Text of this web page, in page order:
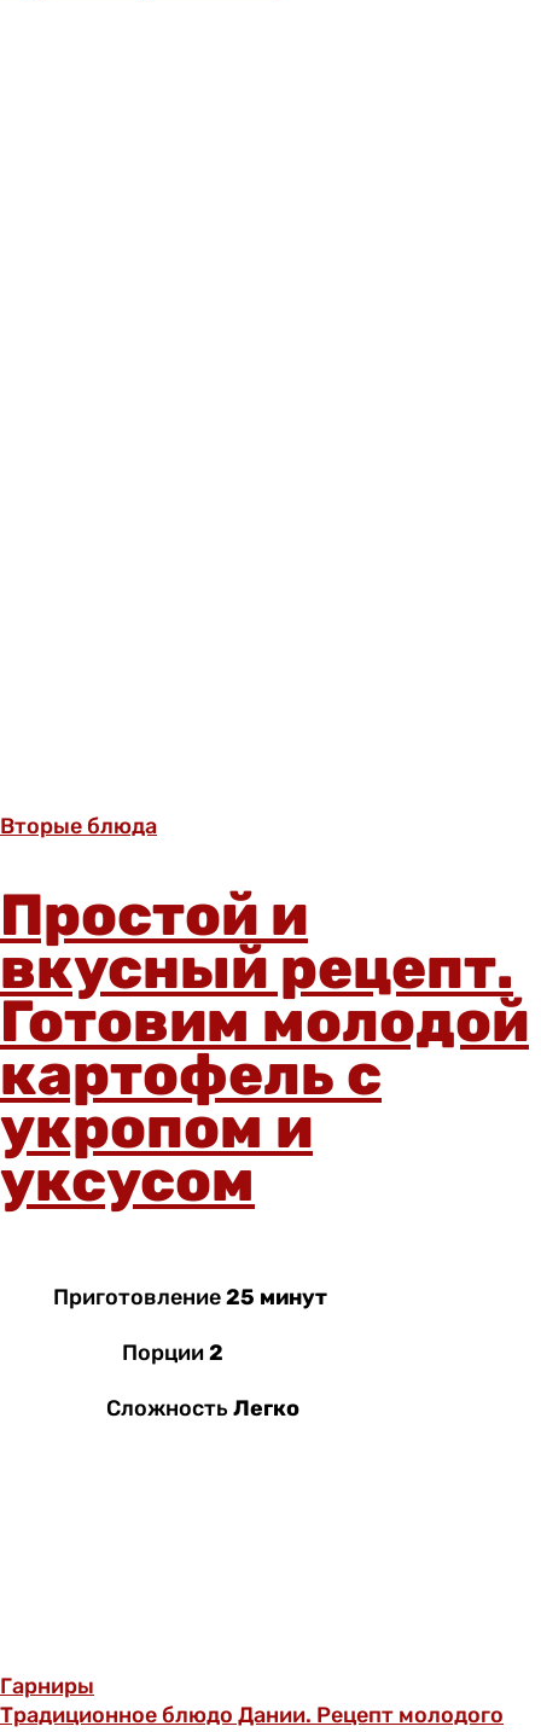
Вторые блюда
Простой и
вкусный рецепт.
Готовим молодой
картофель с
укропом и
уксусом
Приготовление25 минут
Порции2
Сложность Легко
Гарниры
Традиционное блюдо Дании. Рецепт молодого